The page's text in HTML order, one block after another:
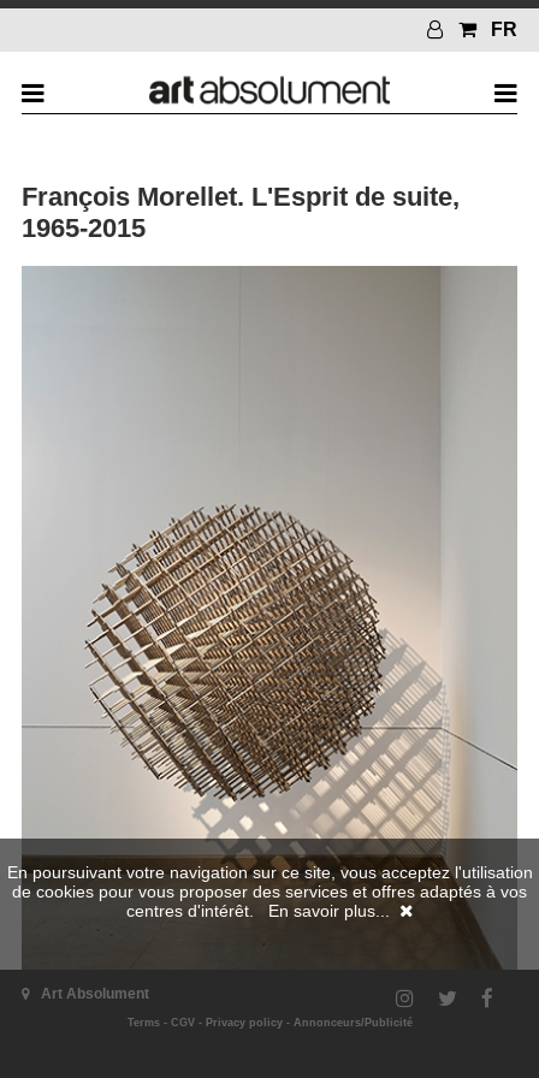
FR
François Morellet. L'Esprit de suite,
1965-2015
Art Absolument
Terms- CGV- Privacy policy- Annonceurs/Publicité
En poursuivant votre navigation sur ce site, vous acceptez l'utilisation
de cookies pour vous proposer des services et offres adaptés à vos
centres d'intérêt. En savoir plus...